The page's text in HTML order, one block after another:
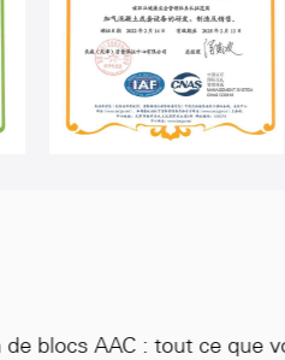
AAC : tout ce que vous